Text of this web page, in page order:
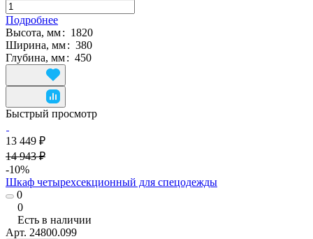
Подробнее
Высота, мм: 1820
Ширина, мм: 380
Глубина, мм: 450
Быстрый просмотр
13 449 ₽
14 943 ₽
-10%
Шкаф четырехсекционный для спецодежды
0
0
Есть в наличии
Арт. 24800.099